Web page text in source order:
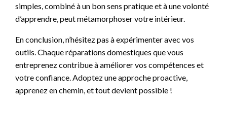
simples, combiné à un bon sens pratique et à une volonté
d’apprendre, peut métamorphoser votre intérieur.
En conclusion, n’hésitez pas à expérimenter avec vos
outils. Chaque réparations domestiques que vous
entreprenez contribue à améliorer vos compétences et
votre confiance. Adoptez une approche proactive,
apprenez en chemin, et tout devient possible !